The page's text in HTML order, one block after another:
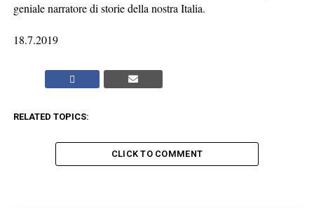
geniale narratore di storie della nostra Italia.
18.7.2019
RELATED TOPICS:
CLICK TO COMMENT